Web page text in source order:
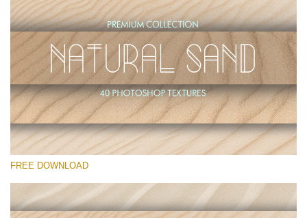
कृपया चुने
Small 800*533px
FREE DOWNLOAD